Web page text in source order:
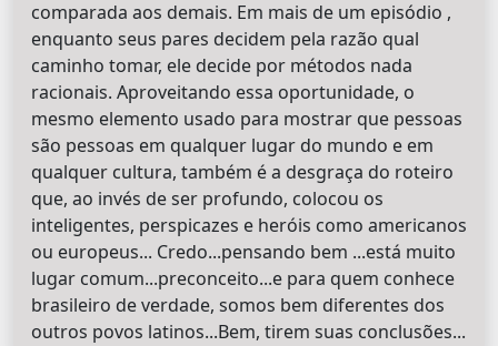
comparada aos demais. Em mais de um episódio ,
enquanto seus pares decidem pela razão qual
caminho tomar, ele decide por métodos nada
racionais. Aproveitando essa oportunidade, o
mesmo elemento usado para mostrar que pessoas
são pessoas em qualquer lugar do mundo e em
qualquer cultura, também é a desgraça do roteiro
que, ao invés de ser profundo, colocou os
inteligentes, perspicazes e heróis como americanos
ou europeus... Credo...pensando bem ...está muito
lugar comum...preconceito...e para quem conhece
brasileiro de verdade, somos bem diferentes dos
outros povos latinos...Bem, tirem suas conclusões...